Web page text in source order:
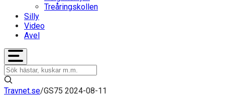
Treåringskollen
Silly
Video
Avel
Travnet.se/GS75 2024-08-11